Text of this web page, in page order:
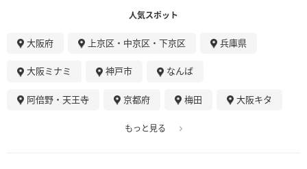
人気スポット
大阪府 上京区・中京区・下京区 兵庫県
大阪ミナミ 神戸市 なんば
阿倍野・天王寺 京都府 梅田 大阪キタ
もっと見る